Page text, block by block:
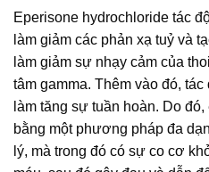
Eperisone hydrochloride tác
làm giảm các phản xạ tuỷ và
làm giảm sự nhạy cảm của
tâm gamma. Thêm vào đó,
làm tăng sự tuần hoàn. Do
bằng một phương pháp đa
lý, mà trong đó có sự co cơ